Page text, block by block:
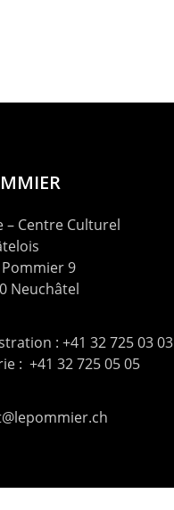
– Centre Culturel
9
Neuchâtel
: +41 32 725 03 03
: +41 32 725 05 05